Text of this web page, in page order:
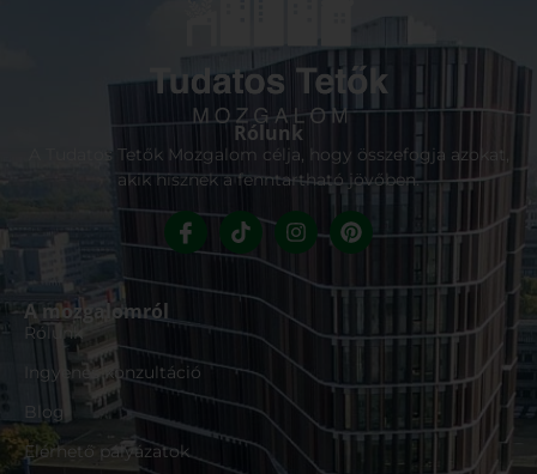
Rólunk
A Tudatos Tetők Mozgalom célja, hogy összefogja azokat,
akik hisznek a fenntartható jövőben.
A mozgalomról
Rólunk
Ingyenes konzultáció
Blog
Elérhető pályázatok